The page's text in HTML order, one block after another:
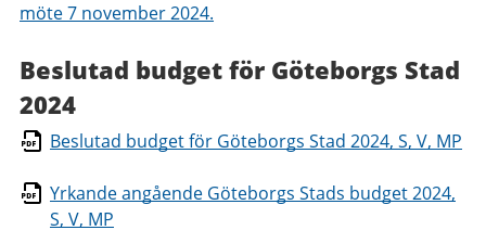
möte 7 november 2024.
Beslutad budget för Göteborgs Stad
2024
Beslutad budget för Göteborgs Stad 2024, S, V, MP
Yrkande angående Göteborgs Stads budget 2024,
S, V, MP